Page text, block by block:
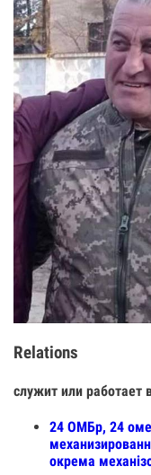
Relations
служит или работает
24 ОМБр, 24
окрема